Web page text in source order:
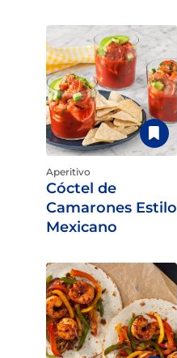
Aperitivo
Cóctel de
Camarones Estilo
Mexicano